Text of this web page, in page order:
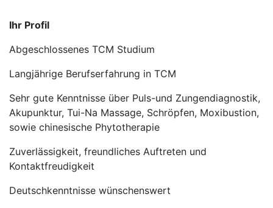
Ihr Profil
Abgeschlossenes TCM Studium
Langjährige Berufserfahrung in TCM
Sehr gute Kenntnisse über Puls-und Zungendiagnostik,
Akupunktur, Tui-Na Massage, Schröpfen, Moxibustion,
sowie chinesische Phytotherapie
Zuverlässigkeit, freundliches Auftreten und
Kontaktfreudigkeit
Deutschkenntnisse wünschenswert